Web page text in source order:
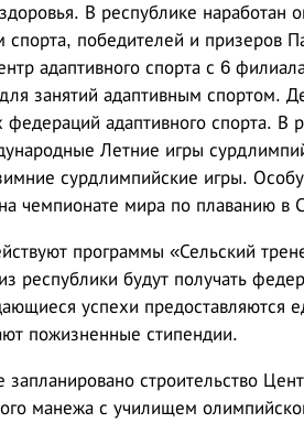
В республике наработан
спорта, победителей и призеров
адаптивного спорта с 6
занятий адаптивным спортом.
федераций адаптивного спорта. В
Летние игры
сурдлимпийские игры.
чемпионате мира по плаванию в
программы «Сельский
республики будут получать
успехи предоставляются
пожизненные стипендии.
запланировано строительство
манежа с училищем